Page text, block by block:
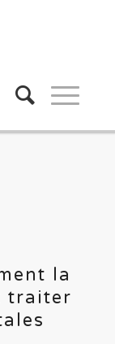
la
traiter